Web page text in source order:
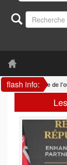
flash info:
Afrique de